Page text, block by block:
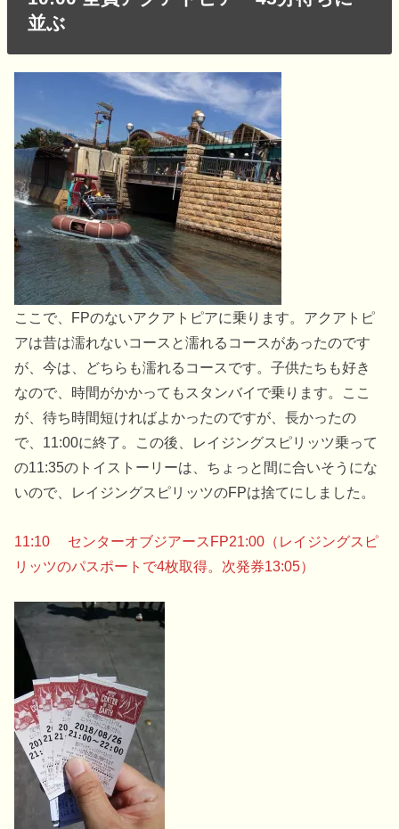
並ぶ
ここで、FPのないアクアトピアに乗ります。アクアトピ
アは昔は濡れないコースと濡れるコースがあったのです
が、今は、どちらも濡れるコースです。子供たちも好き
なので、時間がかかってもスタンバイで乗ります。ここ
が、待ち時間短ければよかったのですが、長かったの
で、11:00に終了。この後、レイジングスピリッツ乗って
の11:35のトイストーリーは、ちょっと間に合いそうにな
いので、レイジングスピリッツのFPは捨てにしました。
11:10 センターオブジアースFP21:00（レイジングスピ
リッツのパスポートで4枚取得。次発券13:05）